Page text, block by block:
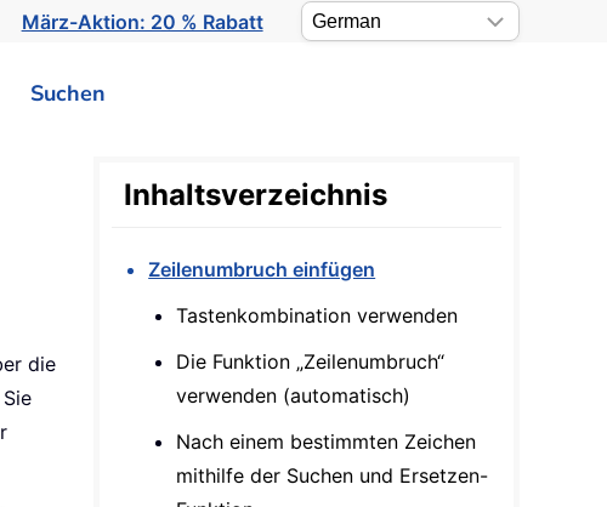
März-Aktion: 20 % Rabatt
Suchen
die
Inhaltsverzeichnis
Zeilenumbruch einfügen
Tastenkombination verwenden
Die Funktion „Zeilenumbruch“
verwenden (automatisch)
Nach einem bestimmten Zeichen
mithilfe der Suchen und Ersetzen-